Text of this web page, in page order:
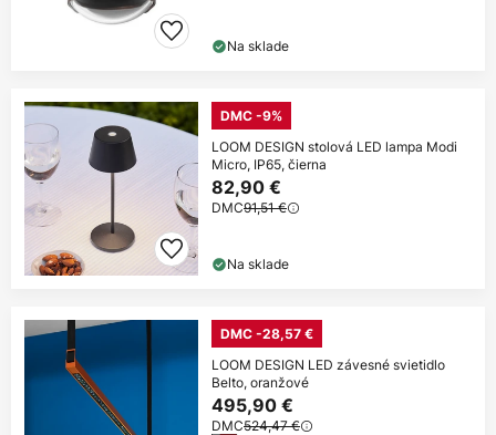
Na sklade
DMC -9%
LOOM DESIGN stolová LED lampa Modi
Micro, IP65, čierna
82,90 €
DMC91,51 €
Na sklade
DMC -28,57 €
LOOM DESIGN LED závesné svietidlo
Belto, oranžové
495,90 €
DMC524,47 €